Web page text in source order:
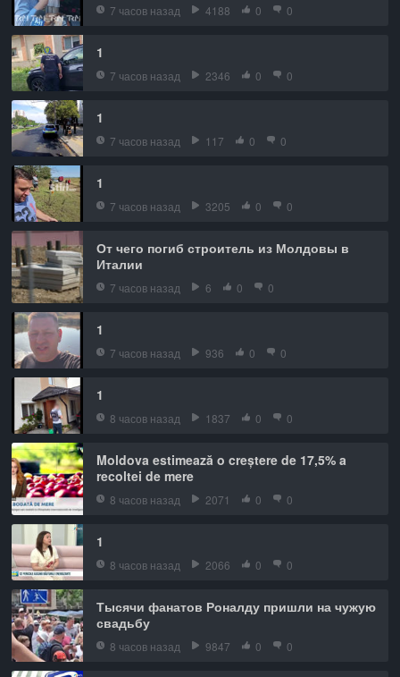
7 часов назад 4188 0 0
1
7 часов назад 2346 0 0
1
7 часов назад 117 0 0
1
7 часов назад 3205 0 0
От чего погиб строитель из Молдовы в
Италии
7 часов назад 6 0 0
1
7 часов назад 936 0 0
1
8 часов назад 1837 0 0
Moldova estimează o creștere de 17,5% a
recoltei de mere
8 часов назад 2071 0 0
1
8 часов назад 2066 0 0
Тысячи фанатов Роналду пришли на чужую
свадьбу
8 часов назад 9847 0 0